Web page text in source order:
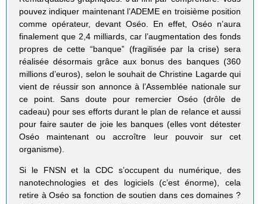
pouvez indiquer maintenant l’ADEME en troisième position
comme opérateur, devant Oséo. En effet, Oséo n’aura
finalement que 2,4 milliards, car l’augmentation des fonds
propres de cette “banque” (fragilisée par la crise) sera
réalisée désormais grâce aux bonus des banques (360
millions d’euros), selon le souhait de Christine Lagarde qui
vient de réussir son annonce à l’Assemblée nationale sur
ce point. Sans doute pour remercier Oséo (drôle de
cadeau) pour ses efforts durant le plan de relance et aussi
pour faire sauter de joie les banques (elles vont détester
Oséo maintenant ou accroître leur pouvoir sur cet
organisme).
Si le FNSN et la CDC s’occupent du numérique, des
nanotechnologies et des logiciels (c’est énorme), cela
retire à Oséo sa fonction de soutien dans ces domaines ?